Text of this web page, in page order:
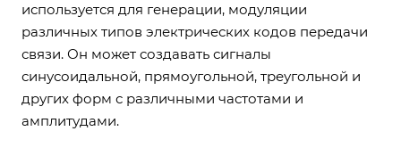
используется для генерации, модуляции
различных типов электрических кодов передачи
связи. Он может создавать сигналы
синусоидальной, прямоугольной, треугольной и
других форм с различными частотами и
амплитудами.